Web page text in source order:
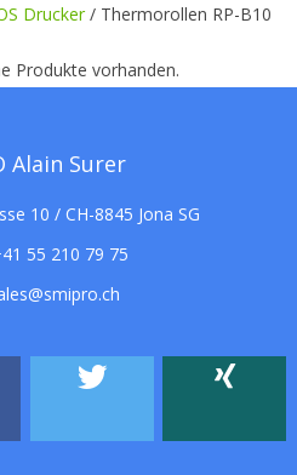
Drucker / Thermorollen RP-B10
Produkte vorhanden.
Alain Surer
10 / CH-8845 Jona SG
55 210 79 75